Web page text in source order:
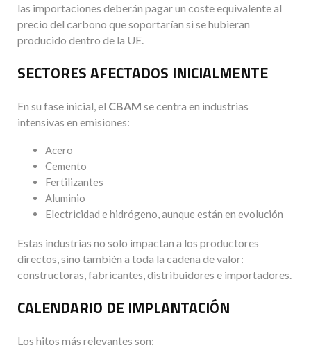
las importaciones deberán pagar un coste equivalente al
precio del carbono que soportarían si se hubieran
producido dentro de la UE.
SECTORES AFECTADOS INICIALMENTE
En su fase inicial, el CBAM se centra en industrias
intensivas en emisiones:
Acero
Cemento
Fertilizantes
Aluminio
Electricidad e hidrógeno, aunque están en evolución
Estas industrias no solo impactan a los productores
directos, sino también a toda la cadena de valor:
constructoras, fabricantes, distribuidores e importadores.
CALENDARIO DE IMPLANTACIÓN
Los hitos más relevantes son: